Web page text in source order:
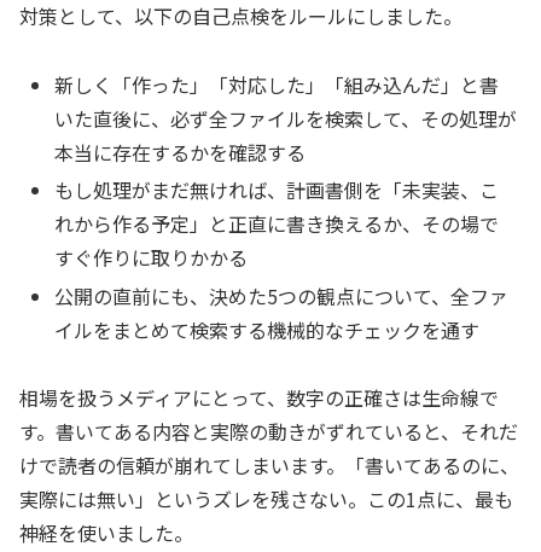
対策として、以下の自己点検をルールにしました。
新しく「作った」「対応した」「組み込んだ」と書
いた直後に、必ず全ファイルを検索して、その処理が
本当に存在するかを確認する
もし処理がまだ無ければ、計画書側を「未実装、こ
れから作る予定」と正直に書き換えるか、その場で
すぐ作りに取りかかる
公開の直前にも、決めた5つの観点について、全ファ
イルをまとめて検索する機械的なチェックを通す
相場を扱うメディアにとって、数字の正確さは生命線で
す。書いてある内容と実際の動きがずれていると、それだ
けで読者の信頼が崩れてしまいます。「書いてあるのに、
実際には無い」というズレを残さない。この1点に、最も
神経を使いました。